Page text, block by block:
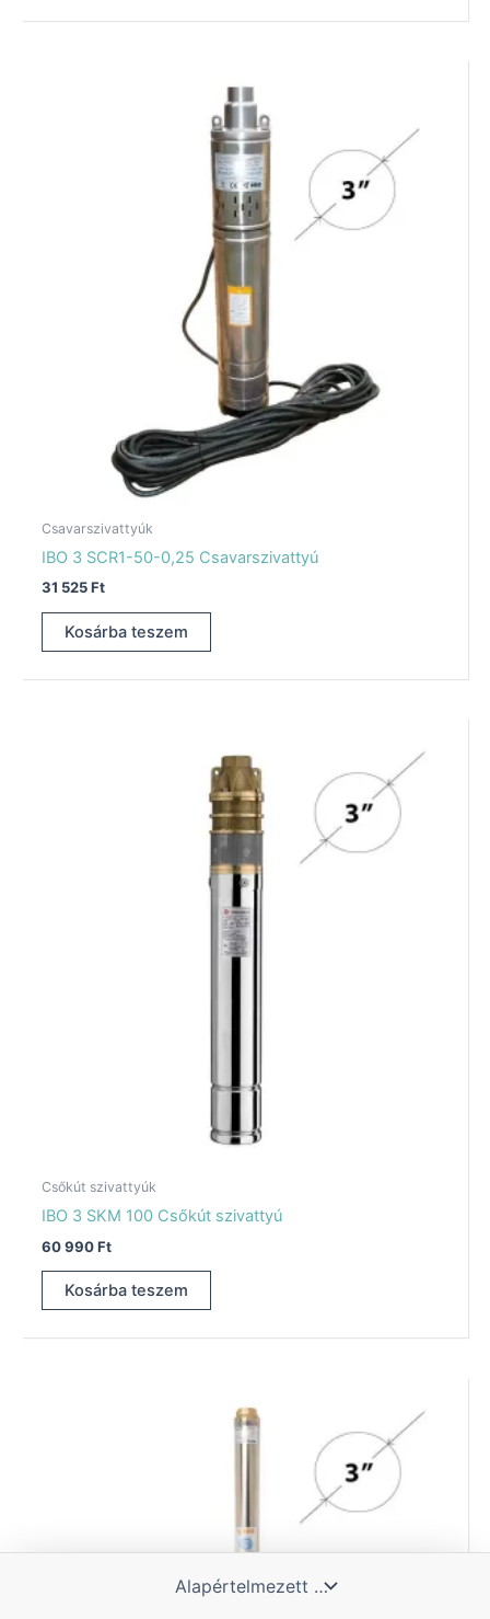
Csavarszivattyúk
IBO 3 SCR1-50-0,25 Csavarszivattyú
31 525Ft
Kosárba teszem
Csőkút szivattyúk
IBO 3 SKM 100 Csőkút szivattyú
60 990Ft
Kosárba teszem